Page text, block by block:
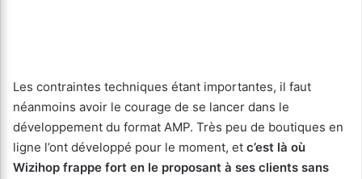
Les contraintes techniques étant importantes, il faut
néanmoins avoir le courage de se lancer dans le
développement du format AMP. Très peu de boutiques en
ligne l’ont développé pour le moment, et c’est là où
Wizihop frappe fort en le proposant à ses clients sans